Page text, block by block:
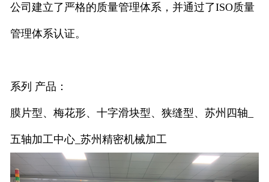
我们的服务
公司建立了严格的质量管理体系，并通过了ISO质量
管理体系认证。
系列 产品：
膜片型、梅花形、十字滑块型、狭缝型、苏州四轴_
五轴加工中心_苏州精密机械加工